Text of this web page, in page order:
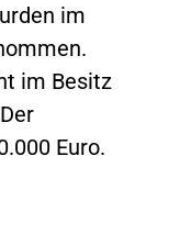
im
im Besitz
Euro.